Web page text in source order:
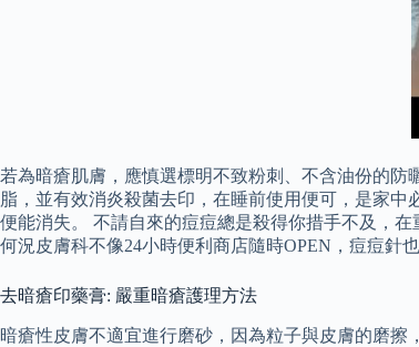
若為暗瘡肌膚，應慎選標明不致粉刺、不含油份的防
脂，並有效消炎殺菌去印，在睡前使用便可，是家
便能消失。 不請自來的痘痘總是殺得你措手不及，
何況皮膚科不像24小時便利商店隨時OPEN，痘痘針
去暗瘡印藥膏: 嚴重暗瘡護理方法
暗瘡性皮膚不適宜進行磨砂，因為粒子與皮膚的磨